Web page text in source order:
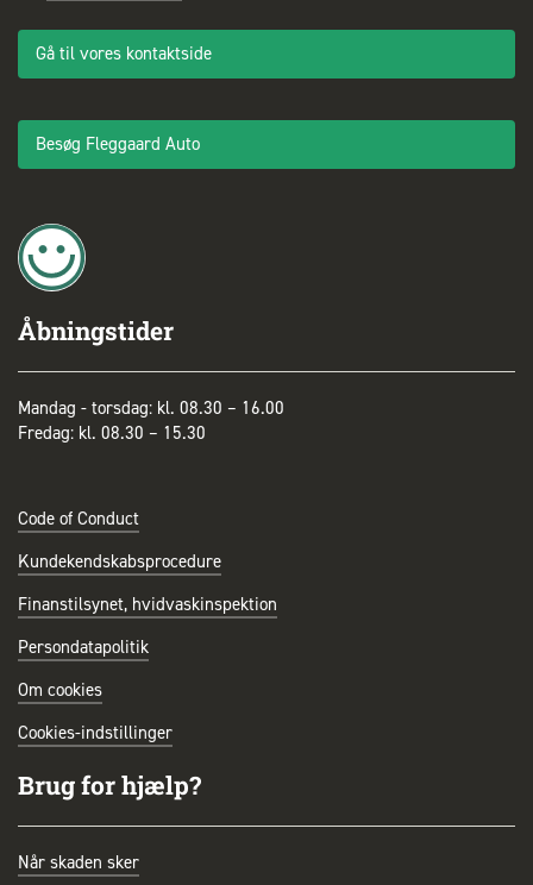
Gå til vores kontaktside
Besøg Fleggaard Auto
Åbningstider
Mandag - torsdag: kl. 08.30 – 16.00
Fredag: kl. 08.30 – 15.30
Code of Conduct
Kundekendskabsprocedure
Finanstilsynet, hvidvaskinspektion
Persondatapolitik
Om cookies
Cookies-indstillinger
Brug for hjælp?
Når skaden sker